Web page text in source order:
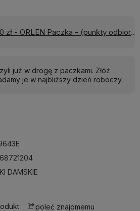
do Ciebie w: 24 godziny
już w drogę z paczkami. Złóż
je w najbliższy dzień roboczy.
DAMSKIE
poleć znajomemu